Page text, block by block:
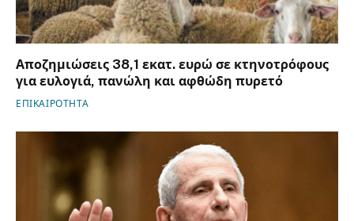
Αποζημιώσεις 38,1 εκατ. ευρώ σε κτηνοτρόφους
για ευλογιά, πανώλη και αφθώδη πυρετό
ΕΠΙΚΑΙΡΟΤΗΤΑ